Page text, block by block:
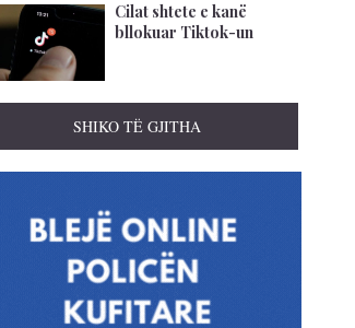
Cilat shtete e kanë
bllokuar Tiktok-un
SHIKO TË GJITHA